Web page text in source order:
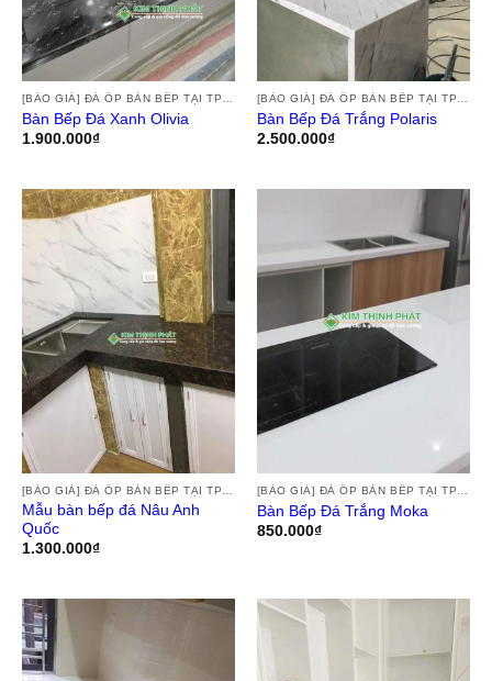
[BÁO GIÁ] ĐÁ ỐP BÀN BẾP TẠI TPHCM, THI CÔNG ĐÁ HOA CƯƠNG ỐP BÀN BẾP GRANITE, MARBLE, ĐÁ NUNG KẾT TẠI TPHCM
Bàn Bếp Đá Xanh Olivia
1.900.000₫
[BÁO GIÁ] ĐÁ ỐP BÀN BẾP TẠI TPHCM, THI CÔNG ĐÁ HOA CƯƠNG ỐP BÀN BẾP GRANITE, MARBLE, ĐÁ NUNG KẾT TẠI TPHCM
Bàn Bếp Đá Trắng Polaris
2.500.000₫
[BÁO GIÁ] ĐÁ ỐP BÀN BẾP TẠI TPHCM, THI CÔNG ĐÁ HOA CƯƠNG ỐP BÀN BẾP GRANITE, MARBLE, ĐÁ NUNG KẾT TẠI TPHCM
Mẫu bàn bếp đá Nâu Anh
Quốc
1.300.000₫
[BÁO GIÁ] ĐÁ ỐP BÀN BẾP TẠI TPHCM, THI CÔNG ĐÁ HOA CƯƠNG ỐP BÀN BẾP GRANITE, MARBLE, ĐÁ NUNG KẾT TẠI TPHCM
Bàn Bếp Đá Trắng Moka
850.000₫